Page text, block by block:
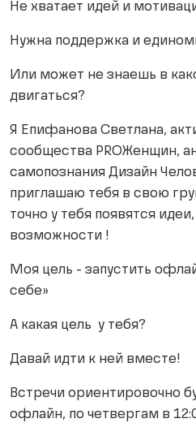
Не хватает идей и
Нужна поддержка и
Или может не знаешь в
двигаться?
Я Епифанова Светлана,
сообщества PROЖенщин,
самопознания Дизайн
приглашаю тебя в свою
точно у тебя появятся
возможности !
Моя цель - запустить
себе»
А какая цель у тебя?
Давай идти к ней вместе!
Встречи ориентировочно
офлайн, по четвергам в